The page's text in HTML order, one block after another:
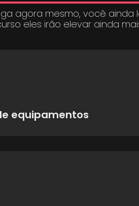
agora mesmo, você
eles irão elevar ainda
equipamentos